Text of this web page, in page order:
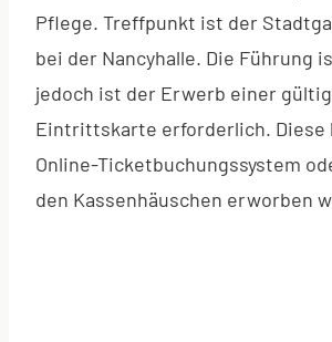
Pflege. Treffpunkt ist der
bei der Nancyhalle. Die Führung
jedoch ist der Erwerb einer
Eintrittskarte erforderlich. Diese
Online-Ticketbuchungssystem
den Kassenhäuschen erworben